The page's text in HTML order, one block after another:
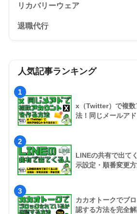
リカバリーウェア
退職代行
人気記事ランキング
1
x（Twitter）で複数
法！同じメールア
2
LINEの共有で出て
示設定・順番変更
3
カカオトークでブ
認する方法を完全